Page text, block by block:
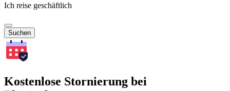
Ich reise geschäftlich
Suchen
Kostenlose Stornierung bei